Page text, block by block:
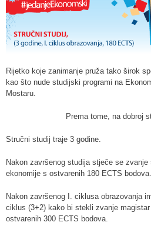
Rijetko koje zanimanje pruža tako širok
kao što nude studijski programi na
Mostaru.
Prema tome, na dobroj
Stručni studij traje 3 godine.
Nakon završenog studija stječe se
ekonomije s ostvarenih 180 ECTS bodova.
Nakon završenog I. ciklusa obrazovanja
ciklus (3+2) kako bi stekli zvanje
ostvarenih 300 ECTS bodova.